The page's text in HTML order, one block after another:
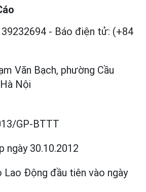
- Báo điện tử: (+84
Văn Bạch, phường Cầu
Nội
GP-BTTT
ngày 30.10.2012
Lao Động đầu tiên vào ngày